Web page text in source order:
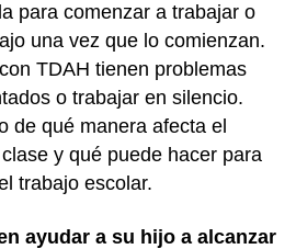
para comenzar a trabajar o
una vez que lo comienzan.
TDAH tienen problemas
o trabajar en silencio.
de qué manera afecta el
y qué puede hacer para
trabajo escolar.
ayudar a su hijo a alcanzar